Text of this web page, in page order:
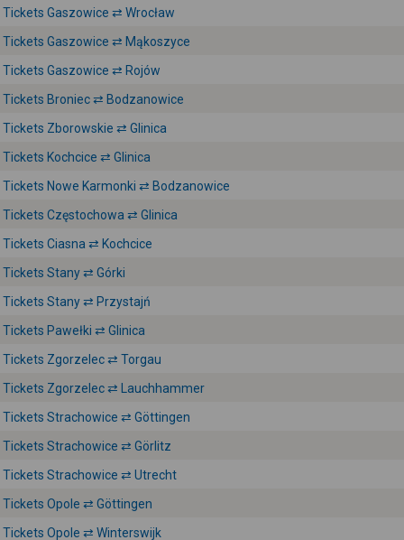
Tickets Gaszowice ⇄ Wrocław
Tickets Gaszowice ⇄ Mąkoszyce
Tickets Gaszowice ⇄ Rojów
Tickets Broniec ⇄ Bodzanowice
Tickets Zborowskie ⇄ Glinica
Tickets Kochcice ⇄ Glinica
Tickets Nowe Karmonki ⇄ Bodzanowice
Tickets Częstochowa ⇄ Glinica
Tickets Ciasna ⇄ Kochcice
Tickets Stany ⇄ Górki
Tickets Stany ⇄ Przystajń
Tickets Pawełki ⇄ Glinica
Tickets Zgorzelec ⇄ Torgau
Tickets Zgorzelec ⇄ Lauchhammer
Tickets Strachowice ⇄ Göttingen
Tickets Strachowice ⇄ Görlitz
Tickets Strachowice ⇄ Utrecht
Tickets Opole ⇄ Göttingen
Tickets Opole ⇄ Winterswijk